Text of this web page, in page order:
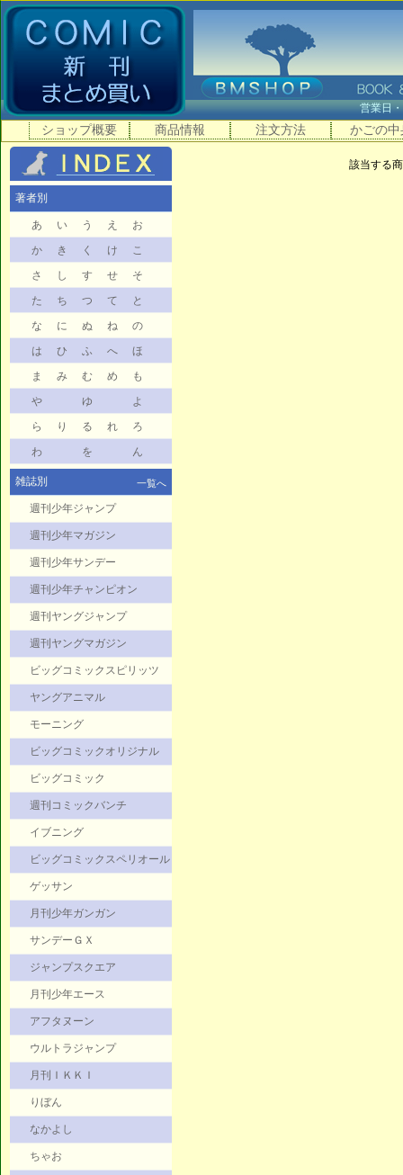
営業
ショップ概要 商品情報 注文方法 かごの中
著者別
あ い う え
お
か
き く け
こ
さ
し す せ
そ
た
ち つ て
と
な
に ぬ ね
の
は
ひ ふ へ
ほ
ま
み む め
も
や
ゆ
よ
ら
り る れ
ろ
わ
を ん
雑誌別 一覧へ
週刊少年ジャンプ
週刊少年マガジン
週刊少年サンデー
週刊少年チャンピオン
週刊ヤングジャンプ
週刊ヤングマガジン
ビッグコミックスピリッツ
ヤングアニマル
モーニング
ビッグコミックオリジナル
ビッグコミック
週刊コミックバンチ
イブニング
ビッグコミックスペリオール
ゲッサン
月刊少年ガンガン
サンデーＧＸ
ジャンプスクエア
月刊少年エース
アフタヌーン
ウルトラジャンプ
月刊ＩＫＫＩ
りぼん
なかよし
ちゃお
該当する